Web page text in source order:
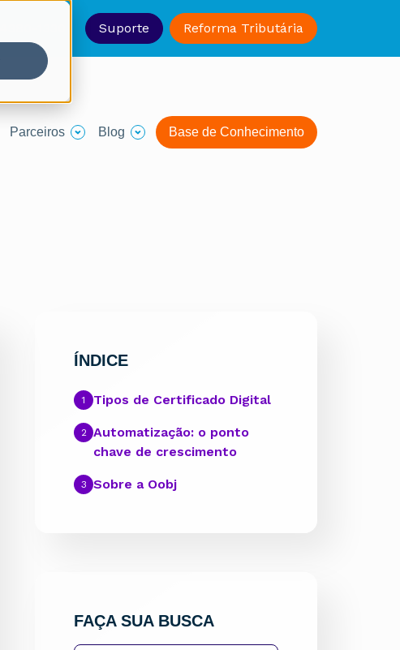
Suporte Reforma Tributária
Parceiros Blog Base de Conhecimento
ÍNDICE
Tipos de Certificado Digital
Automatização: o ponto
chave de crescimento
Sobre a Oobj
FAÇA SUA BUSCA